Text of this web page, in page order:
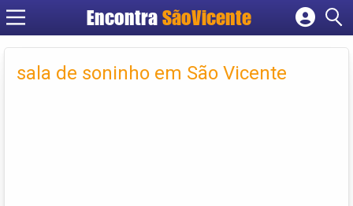
Encontra SãoVicente
Cadastrar empresa
Fazer login
Criar conta
sala de soninho em São Vicente